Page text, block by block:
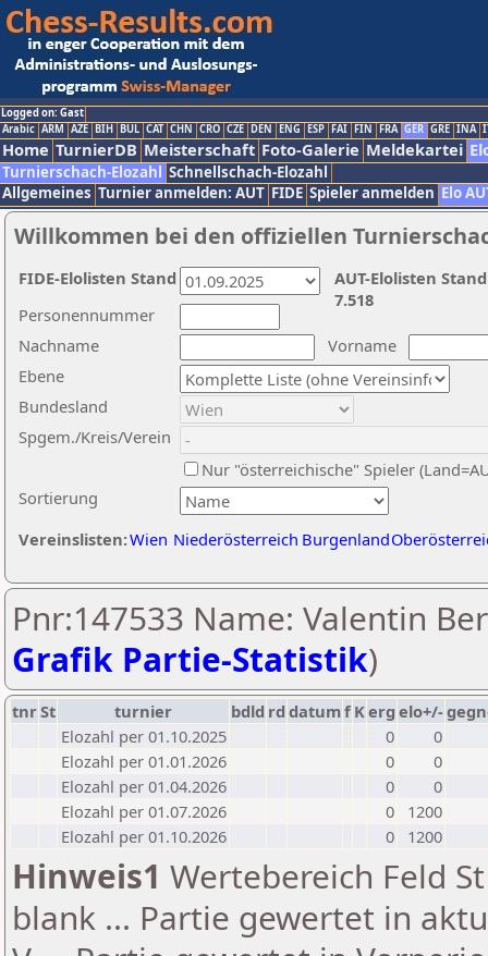
Logged on: Gast
Arabic ARM AZE BIH BUL CAT CHN CRO CZE DEN ENG ESP FAI FIN FRA GER GRE INA
Home TurnierDB Meisterschaft Foto-Galerie Meldekartei
Turnierschach-Elozahl Schnellschach-Elozahl
Allgemeines Turnier anmelden: AUT FIDE Spieler anmelden Elo
Willkommen bei den offiziellen
Nachname
Vorname
Ebene
Sortierung
Personennummer
Bundesland
Spgem./Kreis/Verein
Nur "österreichische" Spieler
Vereinslisten:Wien Niederösterreich Burgenland
AUT-Elolisten
7.518
FIDE-Elolisten Stand
Pnr:147533 Name: Valentin
Grafik Partie-Statistik)
tnrSt turnier bdld rd datumf Kerg elo+/-
Elozahl per 01.10.2025
0
0
Elozahl per 01.01.2026
0
0
Elozahl per 01.04.2026
0
0
Elozahl per 01.07.2026
0
1200
Elozahl per 01.10.2026
0 1200
Hinweis1 Wertebereich Feld
blank ... Partie gewertet in